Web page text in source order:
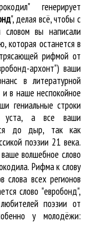
генерирует
", делая всё, чтобы с
вы написали
которая останется в
рифмой от
архонт") ваши
в литературной
в наше неспокойное
гениальные строки
уста, а все ваши
до дыр, так как
поэзии 21 века.
волшебное слово
Рифма к слову
слова всех регионов
слово "евробонд",
поэзии от
у молодёжи: